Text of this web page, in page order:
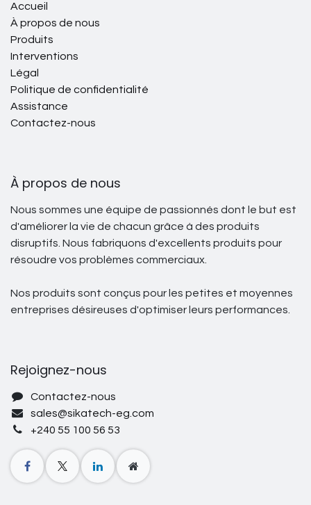
Accueil
À propos de nous
Produits
Interventions
Légal
Politique de confidentialité
Assistance
Contactez-nous
À propos de nous
Nous sommes une équipe de passionnés dont le but est
d'améliorer la vie de chacun grâce à des produits
disruptifs. Nous fabriquons d'excellents produits pour
résoudre vos problèmes commerciaux.
Nos produits sont conçus pour les petites et moyennes
entreprises désireuses d'optimiser leurs performances.
Rejoignez-nous
Contactez-nous
sales@sikatech-eg.com
+240 55 100 56 53